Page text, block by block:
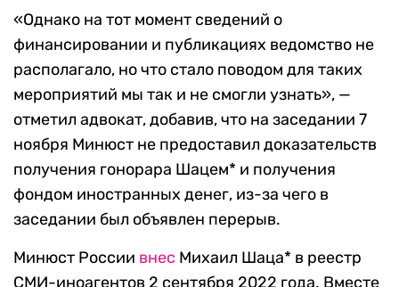
«Однако на тот момент сведений о
финансировании и публикациях ведомство не
располагало, но что стало поводом для таких
мероприятий мы так и не смогли узнать», —
отметил адвокат, добавив, что на заседании 7
ноября Минюст не предоставил доказательств
получения гонорара Шацем* и получения
фондом иностранных денег, из-за чего в
заседании был объявлен перерыв.
Минюст России внес Михаил Шаца* в реестр
СМИ-иноагентов 2 сентября 2022 года. Вместе